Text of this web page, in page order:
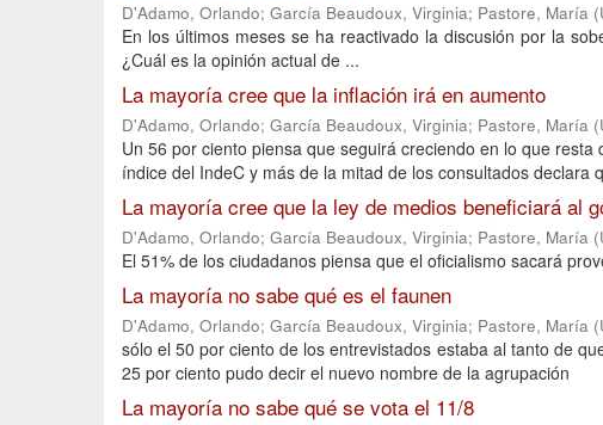
D'Adamo, Orlando; García Beaudoux, Virginia; Pastore, María (
En los últimos meses se ha reactivado la discusión por la
¿Cuál es la opinión actual de ...
La mayoría cree que la inflación irá en aumento
D'Adamo, Orlando; García Beaudoux, Virginia; Pastore, María (
Un 56 por ciento piensa que seguirá creciendo en lo que
índice del IndeC y más de la mitad de los consultados declara
La mayoría cree que la ley de medios beneficiará al
D'Adamo, Orlando; García Beaudoux, Virginia; Pastore, María (
El 51% de los ciudadanos piensa que el oficialismo sacará
La mayoría no sabe qué es el faunen
D'Adamo, Orlando; García Beaudoux, Virginia; Pastore, María (
sólo el 50 por ciento de los entrevistados estaba al tanto de
25 por ciento pudo decir el nuevo nombre de la agrupación
La mayoría no sabe qué se vota el 11/8